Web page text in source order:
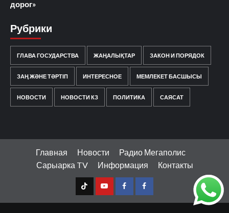
дорог»
Рубрики
ГЛАВА ГОСУДАРСТВА ЖАҢАЛЫҚТАР ЗАКОН И ПОРЯДОК
ЗАҢ ЖӘНЕ ТӘРТІП ИНТЕРЕСНОЕ МЕМЛЕКЕТ БАСШЫСЫ
НОВОСТИ НОВОСТИ КЗ ПОЛИТИКА САЯСАТ
Главная Новости
Радио Мегаполис
Сарыарка TV
Информация Контакты
TT Youtube
FB1 FB2